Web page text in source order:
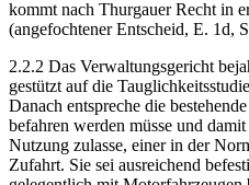
kommt nach Thurgauer Recht in
(angefochtener Entscheid, E. 1d,
2.2.2 Das Verwaltungsgericht
gestützt auf die
Danach entspreche die
befahren werden müsse und
Nutzung zulasse, einer in der
Zufahrt. Sie sei ausreichend